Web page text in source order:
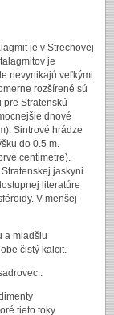
je v Strechovej
je
nevynikajú veľkými
rozšírené sú
pre Stratenskú
dnové
Sintrové hrádze
do 0.5 m.
centimetre).
jaskyni
literatúre
V menšej
a mladšiu
čistý kalcit.
.
tieto toky